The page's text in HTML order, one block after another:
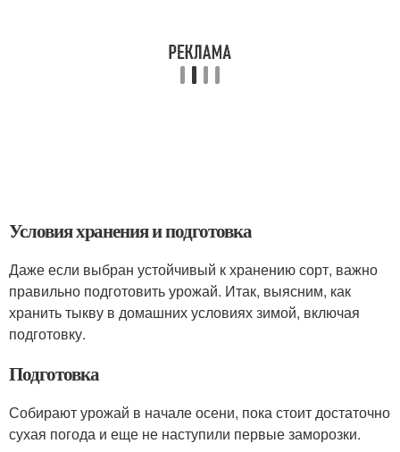
Условия хранения и подготовка
Даже если выбран устойчивый к хранению сорт, важно
правильно подготовить урожай. Итак, выясним, как
хранить тыкву в домашних условиях зимой, включая
подготовку.
Подготовка
Собирают урожай в начале осени, пока стоит достаточно
сухая погода и еще не наступили первые заморозки.